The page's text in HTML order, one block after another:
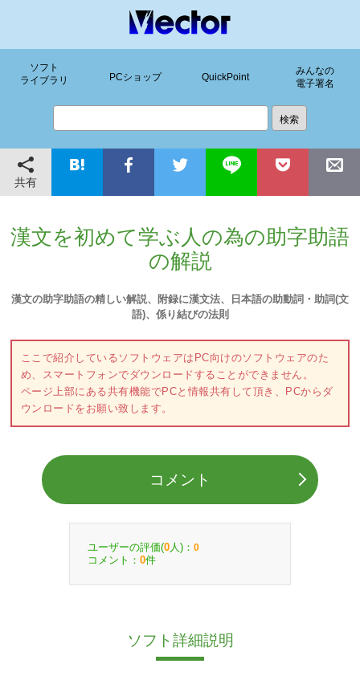
ソフト
ライブラリ
PCショップ QuickPoint
みんなの
電子署名
共有
漢文を初めて学ぶ人の為の助字助語
の解説
漢文の助字助語の精しい解説、附録に漢文法、日本語の助動詞・助詞(文
語)、係り結びの法則
ここで紹介しているソフトウェアはPC向けのソフトウェアのた
め、スマートフォンでダウンロードすることができません。
ページ上部にある共有機能でPCと情報共有して頂き、PCからダ
ウンロードをお願い致します。
コメント
ユーザーの評価(0 人)： 0
コメント： 0件
ソフト詳細説明